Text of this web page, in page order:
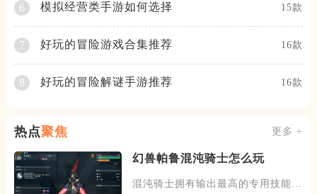
6 模拟经营类手游如何选择 15款
7 好玩的冒险游戏合集推荐 16款
8 好玩的冒险解谜手游推荐 16款
热点聚焦 更多 +
幻兽帕鲁混沌骑士怎么玩
混沌骑士拥有输出最高的专用技能双